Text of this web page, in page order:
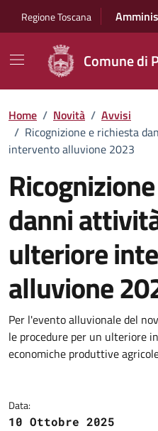
Regione Toscana
Comune di
Home / Novità / Avvisi
/ Ricognizione e richiesta
intervento alluvione 2023
danni
ulteriore
alluvione
Dettagli della
Per l'evento alluvionale del
le procedure per un ulteriore
economiche produttive
Data:
10 Ottobre 2025